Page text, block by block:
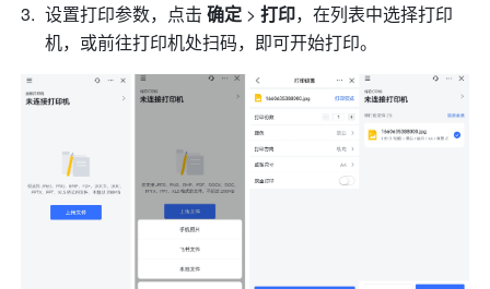
设置打印参数，点击 确定 > 打印，在列表中选择打印
机，或前往打印机处扫码，即可开始打印。